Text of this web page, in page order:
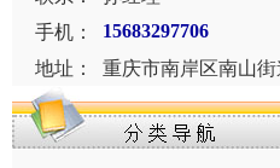
手机：
15683297706
地址： 重庆市南岸区南山